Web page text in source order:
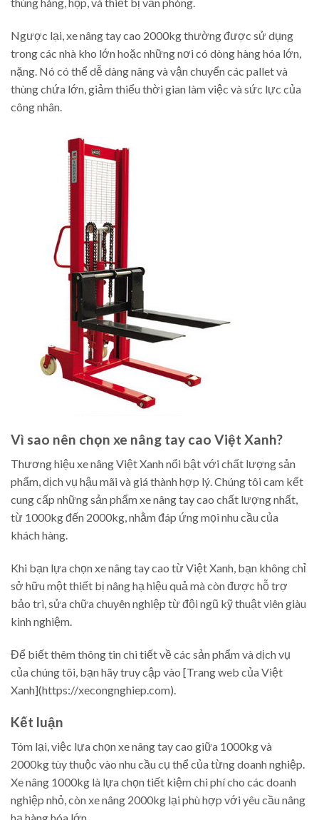
Ngược lại, xe nâng tay cao 2000kg thường được sử dụng
trong các nhà kho lớn hoặc những nơi có dòng hàng hóa lớn,
nặng. Nó có thể dễ dàng nâng và vận chuyển các pallet và
thùng chứa lớn, giảm thiểu thời gian làm việc và sức lực của
công nhân.
Vì sao nên chọn xe nâng tay cao Việt Xanh?
Thương hiệu xe nâng Việt Xanh nổi bật với chất lượng sản
phẩm, dịch vụ hậu mãi và giá thành hợp lý. Chúng tôi cam kết
cung cấp những sản phẩm xe nâng tay cao chất lượng nhất,
từ 1000kg đến 2000kg, nhằm đáp ứng mọi nhu cầu của
khách hàng.
Khi bạn lựa chọn xe nâng tay cao từ Việt Xanh, bạn không chỉ
sở hữu một thiết bị nâng hạ hiệu quả mà còn được hỗ trợ
bảo trì, sửa chữa chuyên nghiệp từ đội ngũ kỹ thuật viên giàu
kinh nghiệm.
Để biết thêm thông tin chi tiết về các sản phẩm và dịch vụ
của chúng tôi, bạn hãy truy cập vào [Trang web của Việt
Xanh](https://xecongnghiep.com).
Kết luận
Tóm lại, việc lựa chọn xe nâng tay cao giữa 1000kg và
2000kg tùy thuộc vào nhu cầu cụ thể của từng doanh nghiệp.
Xe nâng 1000kg là lựa chọn tiết kiệm chi phí cho các doanh
nghiệp nhỏ, còn xe nâng 2000kg lại phù hợp với yêu cầu nâng